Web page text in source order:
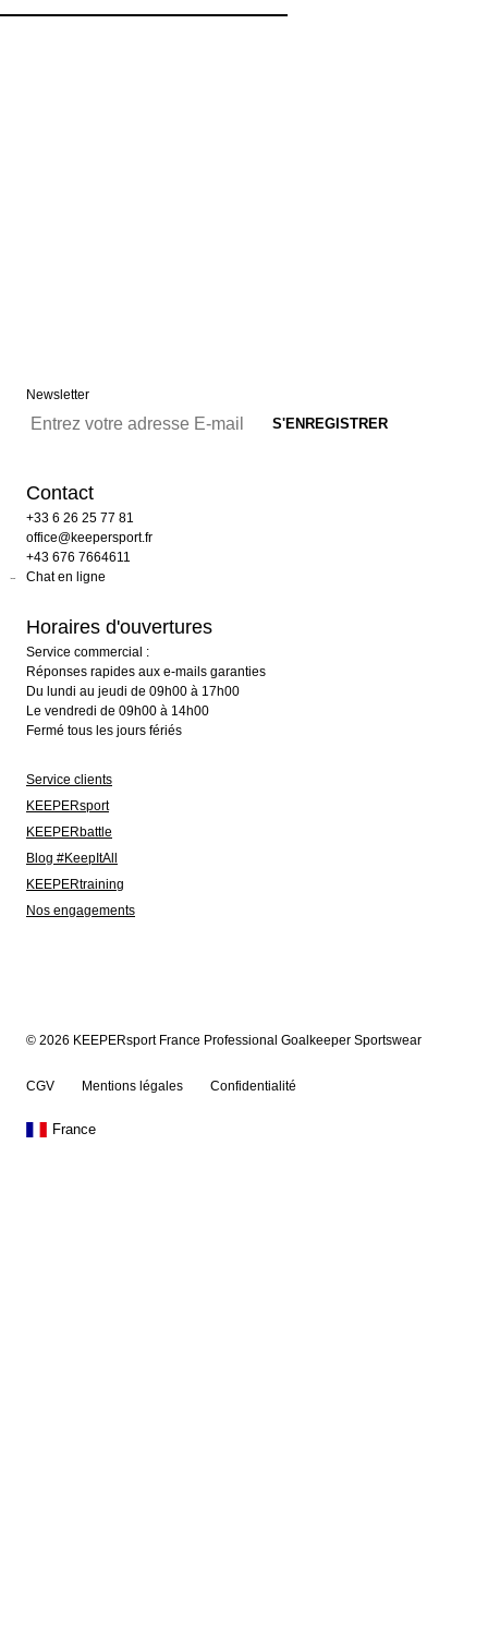
Newsletter
Contact
+33 6 26 25 77 81
office@keepersport.fr
+43 676 7664611
Chat en ligne
Horaires d'ouvertures
Service commercial :
Réponses rapides aux e-mails garanties
Du lundi au jeudi de 09h00 à 17h00
Le vendredi de 09h00 à 14h00
Fermé tous les jours fériés
Service clients
KEEPERsport
KEEPERbattle
Blog #KeepItAll
KEEPERtraining
Nos engagements
© 2026 KEEPERsport France Professional Goalkeeper Sportswear
CGV Mentions légales Confidentialité
France